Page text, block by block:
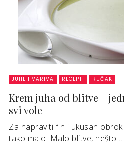
JUHE I VARIVA RECEPTI RUČAK
Krem juha od blitve –
svi vole
Za napraviti fin i ukusan
tako malo. Malo blitve, nešto ...